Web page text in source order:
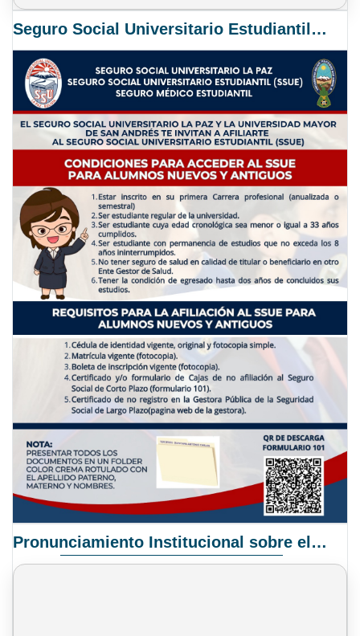
Seguro Social Universitario Estudiantil SSUE
Pronunciamiento Institucional sobre el Proyecto de Ley N° 068/2025-2026 C.S.